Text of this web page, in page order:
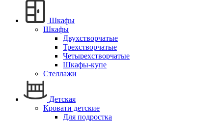
Шкафы
Шкафы
Двухстворчатые
Трехстворчатые
Четырехстворчатые
Шкафы-купе
Стеллажи
Детская
Кровати детские
Для подростка